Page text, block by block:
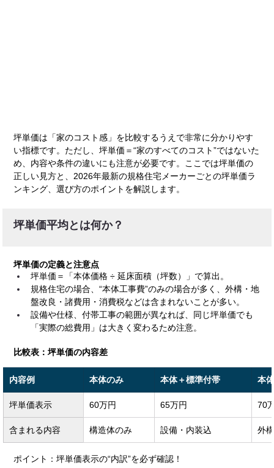
坪単価は「家のコスト感」を比較するうえで非常に分かりやす
い指標です。ただし、坪単価＝“家のすべてのコスト”ではないた
め、内容や条件の違いにも注意が必要です。ここでは坪単価の
正しい見方と、2026年最新の規格住宅メーカーごとの坪単価ラ
ンキング、選び方のポイントを解説します。
坪単価平均とは何か？
坪単価の定義と注意点
坪単価＝「本体価格 ÷ 延床面積（坪数）」で算出。
規格住宅の場合、“本体工事費”のみの場合が多く、外構・地
盤改良・諸費用・消費税などは含まれないことが多い。
設備や仕様、付帯工事の範囲が異なれば、同じ坪単価でも
「実際の総費用」は大きく変わるため注意。
比較表：坪単価の内容差
内容例 本体のみ 本体＋標準付帯 本
坪単価表示 60万円 65万円 70
含まれる内容 構造体のみ 設備・内装込 外
ポイント：坪単価表示の“内訳”を必ず確認！